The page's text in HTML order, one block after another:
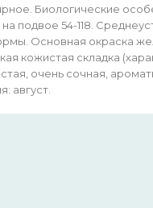
Биологические
подвое 54-118.
Основная окраска
кожистая складка
очень сочная,
август.